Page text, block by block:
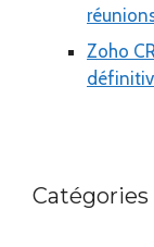
Zoho
Catégories